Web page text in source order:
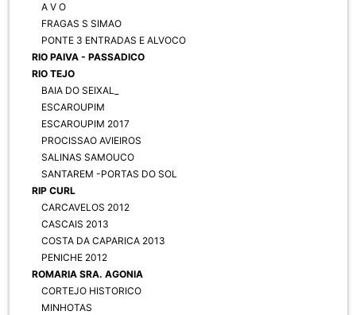
A V O
FRAGAS S SIMAO
PONTE 3 ENTRADAS E ALVOCO
RIO PAIVA - PASSADICO
RIO TEJO
BAIA DO SEIXAL_
ESCAROUPIM
ESCAROUPIM 2017
PROCISSAO AVIEIROS
SALINAS SAMOUCO
SANTAREM -PORTAS DO SOL
RIP CURL
CARCAVELOS 2012
CASCAIS 2013
COSTA DA CAPARICA 2013
PENICHE 2012
ROMARIA SRA. AGONIA
CORTEJO HISTORICO
MINHOTAS